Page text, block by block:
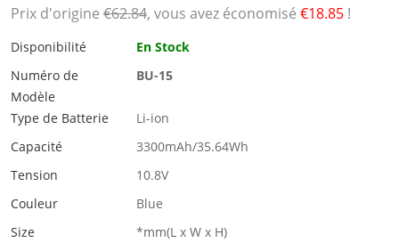
Prix ​​d'origine €62.84, vous avez économisé €18.85 !
Disponibilité
En Stock
Numéro de
Modèle
BU-15
Type de Batterie
Li-ion
Capacité
3300mAh/35.64Wh
Tension
10.8V
Couleur
Blue
Size
*mm(L x W x H)